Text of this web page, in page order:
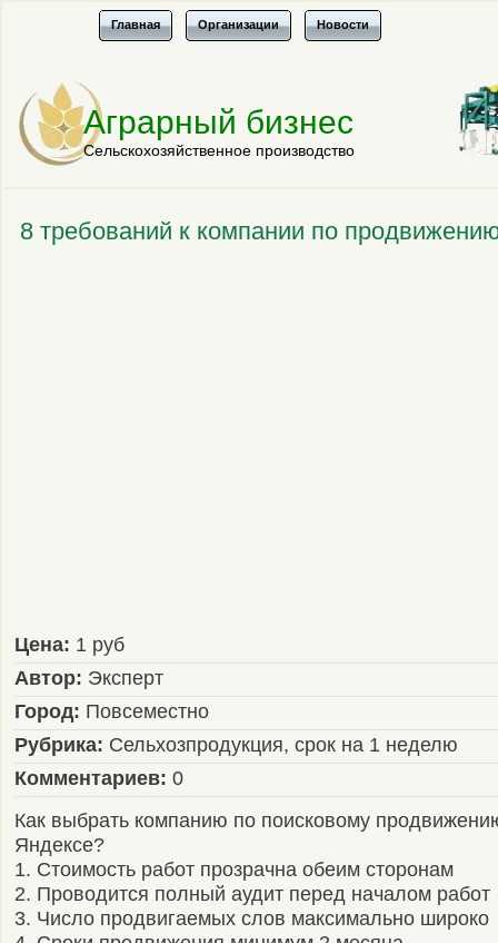
Главная Организации Новости
Аграрный бизнес
Сельскохозяйственное производство
8 требований к компании по
Цена: 1 руб
Автор: Эксперт
Город: Повсеместно
Рубрика: Сельхозпродукция, срок на 1 неделю
Комментариев: 0
Как выбрать компанию по поисковому
Яндексе?
1. Стоимость работ прозрачна обеим сторонам
2. Проводится полный аудит перед началом работ
3. Число продвигаемых слов максимально широко